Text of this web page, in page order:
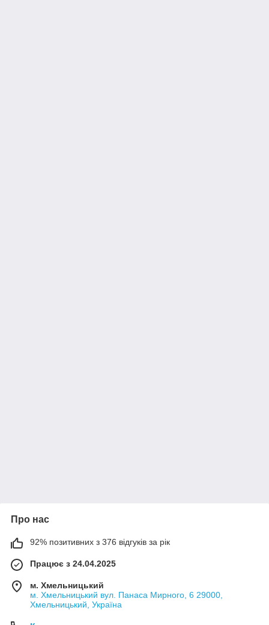
Про нас
92% позитивних з 376 відгуків за рік
Працює з 24.04.2025
м. Хмельницький
м. Хмельницький вул. Панаса Мирного, 6 29000,
Хмельницький, Україна